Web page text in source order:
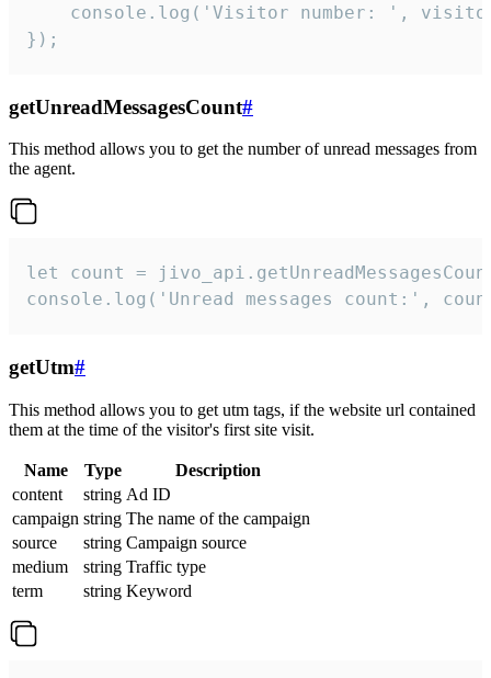
console.log('Visitor number: ',
});
getUnreadMessagesCount#
This method allows you to get the number of unread messages from
the agent.
let count =
console.log('Unread messages count:',
getUtm#
This method allows you to get utm tags, if the website url contained
them at the time of the visitor's first site visit.
Name Type
Description
content
string Ad ID
campaign string The name of the campaign
source
string Campaign source
medium
string Traffic type
term
string Keyword